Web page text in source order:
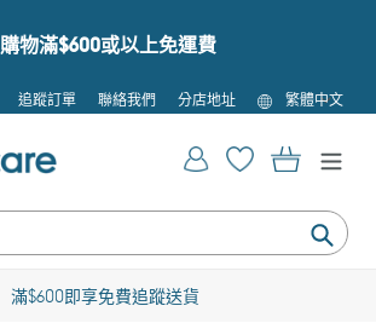
購物滿$600或以上免運費
追蹤訂單 聯絡我們 分店地址
語
言
繁體中文
提
登入 購物車
滿$600即享免費追蹤送貨